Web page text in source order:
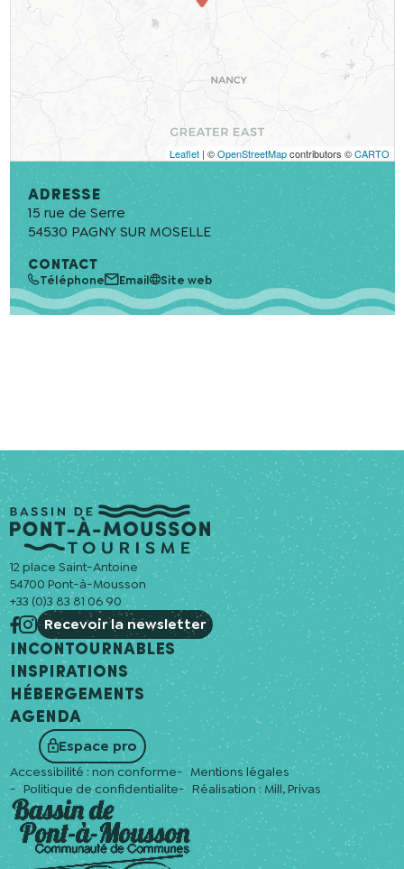
Leaflet| ©OpenStreetMapcontributors ©CARTO
Adresse
15 rue de Serre
54530 PAGNY SUR MOSELLE
CONTACT
Téléphone Email Site web
12 place Saint-Antoine
54700 Pont-à-Mousson
+33 (0)3 83 81 06 90
Recevoir la newsletter
Incontournables
Inspirations
Hébergements
Agenda
Espace pro
Accessibilité : non conforme
Mentions légales
Politique de confidentialite
Réalisation : Mill, Privas